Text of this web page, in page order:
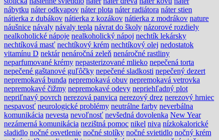
nábytku náter odkvapov náter plota náter radiátora náter stien
nátierka z dubákov nátierka z kozákov nátierka z modrákov nature
náušnice návaly návaly tepla návrat do školy názorové rozdiely
nealkoholické nápoje nealkoholický nápoj nechtík lekársky
nechtíková masť nechtíkový krém nechtíkový olej nedostatok
vitamínu D nektár nenáročná zeleň nenáročné rastliny
neparfumované krémy nepasterizované mlieko nepečená torta
nepečené gaštanové guľôčky nepečené sladkosti nepečený dezert
nepremokavá bunda nepremokavá obuv nepremokavá vetrovka
nepremokavé čižmy nepremokavé odevy nepriehľadný plot
nepriľnavý povrch nerezová panvica nerezový drez nerezový hrniec
nespavosť neurologické problémy neutrálne farby neverbálna
komunikácia nevesta nevoľnosť nevšedná dovolenka New Year
nezámerná komunikácia nezištná pomoc nikel niva nízkokalorické
sladidlo nočné osvetlenie nočné stolíky nočné svietidlo nočný krém